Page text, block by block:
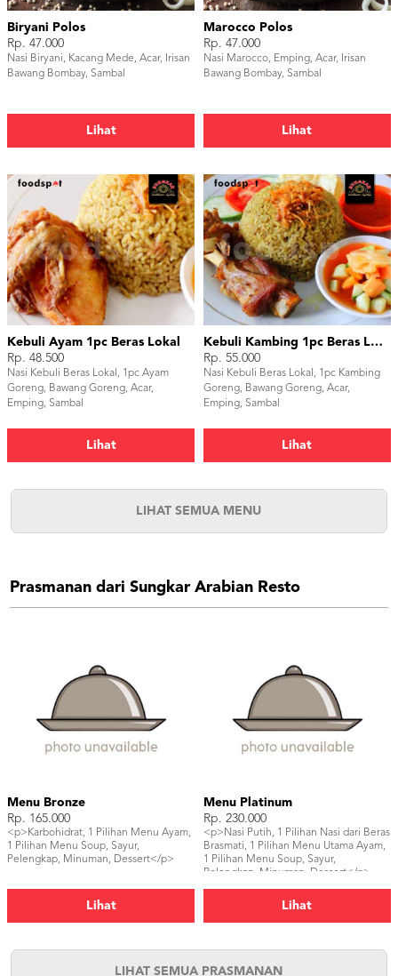
Biryani Polos
Rp. 47.000
Nasi Biryani, Kacang Mede, Acar, Irisan
Bawang Bombay, Sambal
Lihat
Marocco Polos
Rp. 47.000
Nasi Marocco, Emping, Acar, Irisan
Bawang Bombay, Sambal
Lihat
Kebuli Ayam 1pc Beras Lokal
Rp. 48.500
Nasi Kebuli Beras Lokal, 1pc Ayam
Goreng, Bawang Goreng, Acar,
Emping, Sambal
Lihat
Kebuli Kambing 1pc Beras Lokal
Rp. 55.000
Nasi Kebuli Beras Lokal, 1pc Kambing
Goreng, Bawang Goreng, Acar,
Emping, Sambal
Lihat
LIHAT SEMUA MENU
Prasmanan dari Sungkar Arabian Resto
Menu Bronze
Rp. 165.000
<p>Karbohidrat, 1 Pilihan Menu Ayam,
1 Pilihan Menu Soup, Sayur,
Pelengkap, Minuman, Dessert</p>
Lihat
Menu Platinum
Rp. 230.000
<p>Nasi Putih, 1 Pilihan Nasi dari Beras
Brasmati, 1 Pilihan Menu Utama Ayam,
1 Pilihan Menu Soup, Sayur,
Pelengkap, Minuman, Dessert</p>
Lihat
LIHAT SEMUA PRASMANAN